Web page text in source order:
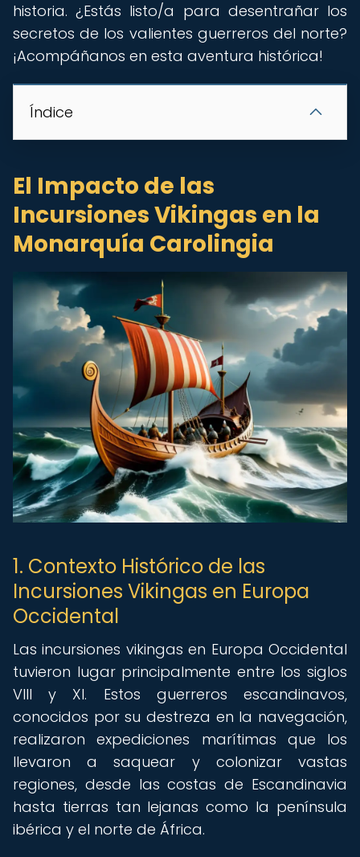
historia. ¿Estás listo/a para desentrañar los
secretos de los valientes guerreros del norte?
¡Acompáñanos en esta aventura histórica!
Índice
El Impacto de las
Incursiones Vikingas en la
Monarquía Carolingia
1. Contexto Histórico de las
Incursiones Vikingas en Europa
Occidental
Las incursiones vikingas en Europa Occidental
tuvieron lugar principalmente entre los siglos
VIII y XI. Estos guerreros escandinavos,
conocidos por su destreza en la navegación,
realizaron expediciones marítimas que los
llevaron a saquear y colonizar vastas
regiones, desde las costas de Escandinavia
hasta tierras tan lejanas como la península
ibérica y el norte de África.